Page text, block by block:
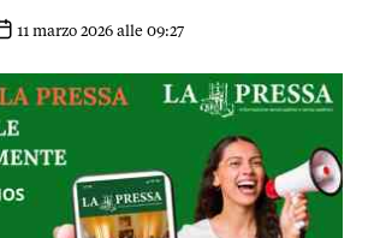
11 marzo 2026 alle 09:27